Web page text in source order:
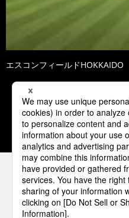
エスコンフィールドHOKKAIDO
3 4
パナソニックの電